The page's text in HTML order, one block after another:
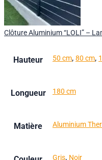
Clôture Aluminium “LOLI” –
Hauteur 50 cm, 80 cm,
Longueur 180 cm
Matière Aluminium
Gris, Noir